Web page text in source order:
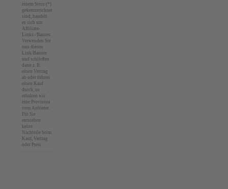
einem Stern (*)
gekennzeichnet
sind, handelt
es sich um
Affiliate-
Links-/Banner.
Verwenden Sie
nun diesen
Link/Banner
und schließen
dann z. B.
einen Vertrag
ab oder führen
einen Kauf
durch, so
erhalten wir
eine Provision
vom Anbieter.
Für Sie
entstehen
keine
Nachteile beim
Kauf, Vertrag
oder Preis.